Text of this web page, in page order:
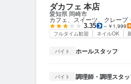
ダカフェ 本店
愛知県 岡崎市
カフェ、スイーツ、クレープ
3.35 ～￥1,999
フルタイム歓迎
ネイルOK
バイト ホールスタッフ
バイト 調理師・調理スタッ